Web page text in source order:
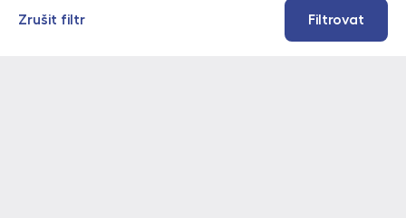
Filtrovat
Zrušit filtr